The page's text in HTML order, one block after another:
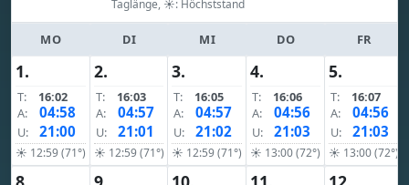
Taglänge, ☀: Höchststand
MO DI MI DO FR
1.
T:
16:02
A:
04:58
U: 21:00
☀ 12:59 (71°)
2.
T:
16:03
A:
04:57
U: 21:01
☀ 12:59 (71°)
3.
T:
16:05
A:
04:57
U: 21:02
☀ 12:59 (71°)
4.
T:
16:06
A:
04:56
U: 21:03
☀ 13:00 (72°)
5.
T:
16:07
A:
04:56
U: 21:03
☀ 13:00 (72°)